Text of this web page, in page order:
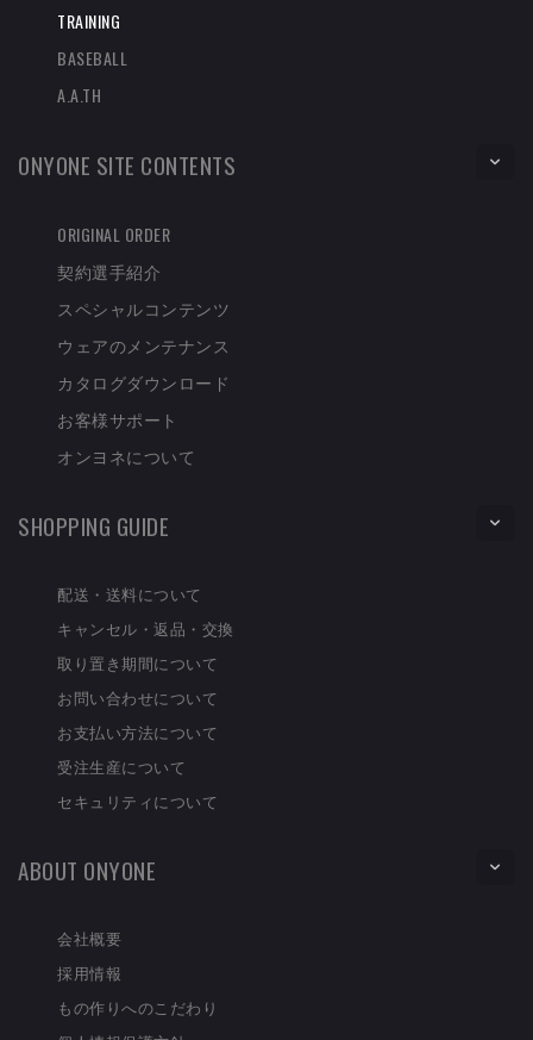
TRAINING
BASEBALL
A.A.TH
ONYONE SITE CONTENTS
ORIGINAL ORDER
契約選手紹介
スペシャルコンテンツ
ウェアのメンテナンス
カタログダウンロード
お客様サポート
オンヨネについて
SHOPPING GUIDE
配送・送料について
キャンセル・返品・交換
取り置き期間について
お問い合わせについて
お支払い方法について
受注生産について
セキュリティについて
ABOUT ONYONE
会社概要
採用情報
もの作りへのこだわり